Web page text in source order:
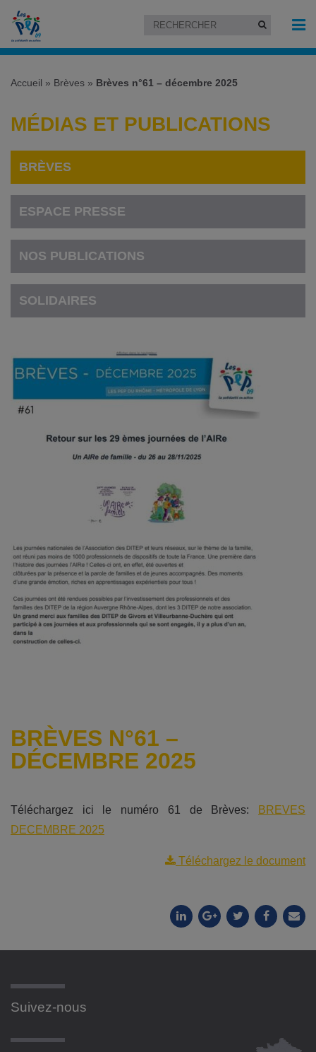
Accueil » Brèves » Brèves n°61 – décembre 2025
MÉDIAS ET PUBLICATIONS
BRÈVES
ESPACE PRESSE
NOS PUBLICATIONS
SOLIDAIRES
BRÈVES N°61 –
DÉCEMBRE 2025
Téléchargez ici le numéro 61 de Brèves:
BREVES
DECEMBRE 2025
Téléchargez le document
Suivez-nous